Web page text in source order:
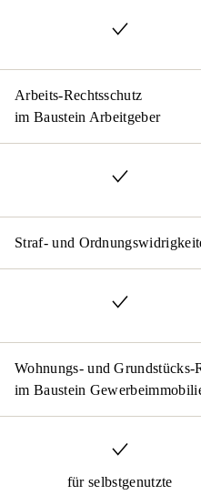
Arbeits-Rechtsschutz
im Baustein Arbeitgeber
Straf- und
Wohnungs- und Grundstücks-
im Baustein
für selbstgenutzte